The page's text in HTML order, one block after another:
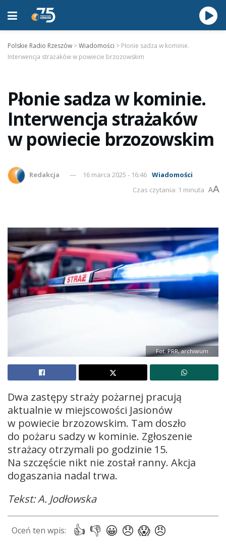
Polskie Radio Rzeszów >Wiadomości > Płonie sadza w kominie.
Interwencja strażaków w powiecie brzozowskim
Płonie sadza w kominie.
Interwencja strażaków
w powiecie brzozowskim
Redakcja 16 marca 2025 - 16:46 Wiadomości
Czas czytania: 1 minuta AA
Fot. PRR, archiwum
Dwa zastępy straży pożarnej pracują
aktualnie w miejscowości Jasionów
w powiecie brzozowskim. Tam doszło
do pożaru sadzy w kominie. Zgłoszenie
strażacy otrzymali po godzinie 15.
Na szczęście nikt nie został ranny. Akcja
dogaszania nadal trwa.
Tekst: A. Jodłowska